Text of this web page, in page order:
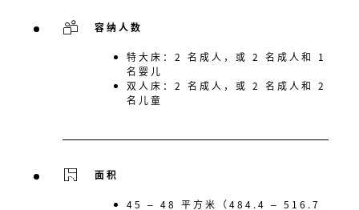
容纳人数
特大床：2 名成人，或 2 名成人和 1
名婴儿
双人床：2 名成人，或 2 名成人和 2
名儿童
面积
45 – 48 平方米（484.4 – 516.7